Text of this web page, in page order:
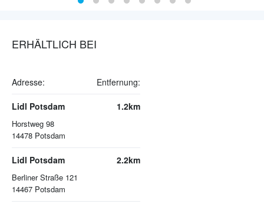
ERHÄLTLICH BEI
Adresse: Entfernung:
Lidl Potsdam
Horstweg 98
14478 Potsdam
1.2km
Lidl Potsdam
Berliner Straße 121
14467 Potsdam
2.2km